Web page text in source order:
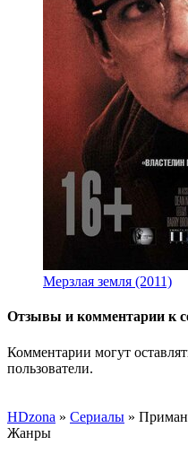
Мерзлая земля (2011)
Отзывы и комментарии к
Комментарии могут
пользователи.
HDzona » Сериалы »
Жанры